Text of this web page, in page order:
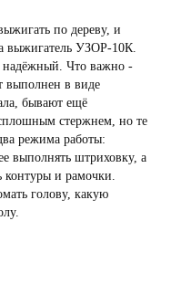
по дереву, и
выжигатель УЗОР-10К.
надёжный. Что важно -
выполнен в виде
бывают ещё
стержнем, но те
режима работы:
выполнять штриховку, а
контуры и рамочки.
голову, какую